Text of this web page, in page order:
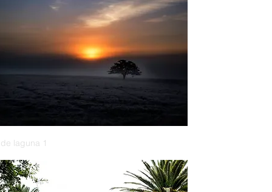
laguna 1